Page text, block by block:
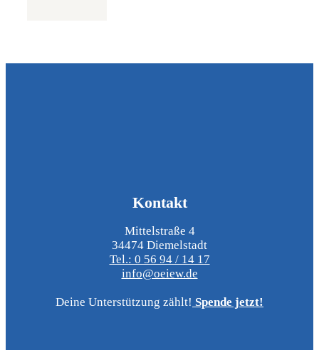
Kontakt
Mittelstraße 4
34474 Diemelstadt
Tel.: 0 56 94 / 14 17
info@oeiew.de
Deine Unterstützung zählt! Spende jetzt!